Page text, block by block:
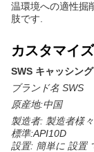
温環境への適性掘
肢です.
カスタマイ
SWS キャッシン
ブランド名 SWS
原産地:中国
製造者: 製造者様々
標準:API10D
設置: 簡単に 設置